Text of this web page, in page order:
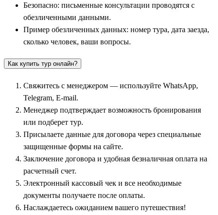
Безопасно: письменные консультации проводятся с
обезличенными данными.
Пример обезличенных данных: номер тура, дата заезда,
сколько человек, ваши вопросы.
Как купить тур онлайн?
Свяжитесь с менеджером — используйте WhatsApp,
Telegram, E-mail.
Менеджер подтверждает возможность бронирования
или подберет тур.
Присылаете данные для договора через специальные
защищенные формы на сайте.
Заключение договора и удобная безналичная оплата на
расчетный счет.
Электронный кассовый чек и все необходимые
документы получаете после оплаты.
Наслаждаетесь ожиданием вашего путешествия!